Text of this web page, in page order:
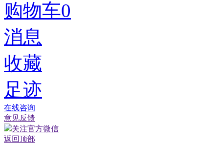
购物车0
消息
收藏
足迹
在线咨询
意见反馈
关注官方微信
返回顶部